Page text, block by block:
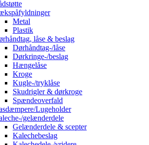
Metal
Plastik
låse & beslag
Dørhåndtag-/låse
Dørkringe-/beslag
Hængelåse
Kroge
Kugle-/tryklåse
Skudrigler & dørkroge
Spændeoverfald
Lugeholder
gelænderdele
Gelænderdele & scepter
Kalechebeslag